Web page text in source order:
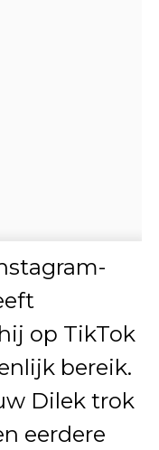
op TikTok
bereik.
Dilek trok
eerdere